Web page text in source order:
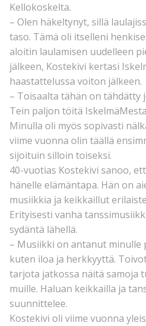
Kellokoskelta.
– Olen häkeltynyt, sillä
taso. Tämä oli itselleni
aloitin laulamisen uudelleen
jälkeen, Kostekivi kertasi
haastattelussa voiton jälkeen.
– Toisaalta tähän on tähdätty
Tein paljon töitä
Minulla oli myös sopivasti
viime vuonna olin täällä
sijoituin silloin toiseksi.
40-vuotias Kostekivi sanoo,
hänelle elämäntapa. Hän on
musiikkia ja keikkaillut
Erityisesti vanha
sydäntä lähellä.
– Musiikki on antanut minulle
kuten iloa ja herkkyyttä.
tarjota jatkossa näitä samoja
muille. Haluan keikkailla ja
suunnittelee.
Kostekivi oli viime vuonna